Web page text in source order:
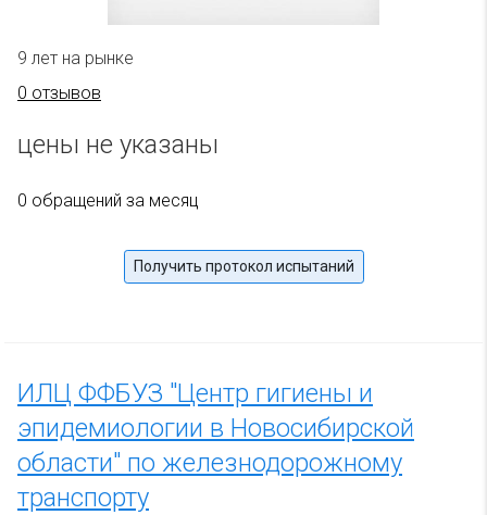
9 лет на рынке
0 отзывов
цены не указаны
0 обращений за месяц
Получить протокол испытаний
ИЛЦ ФФБУЗ "Центр гигиены и
эпидемиологии в Новосибирской
области" по железнодорожному
транспорту